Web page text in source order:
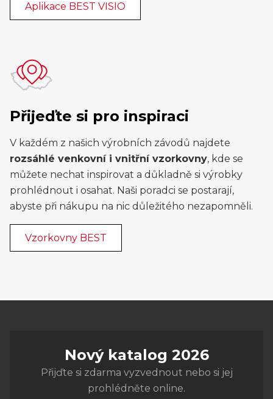
Aplikace BEST VISIO
Přijeďte si pro inspiraci
V každém z našich výrobních závodů najdete
rozsáhlé venkovní i vnitřní vzorkovny, kde se
můžete nechat inspirovat a důkladně si výrobky
prohlédnout i osahat. Naši poradci se postarají,
abyste při nákupu na nic důležitého nezapomněli.
Vzorkovny BEST
Nový katalog 2026
Přijďte si zdarma vyzvednout nebo si jej
prohlédněte online.